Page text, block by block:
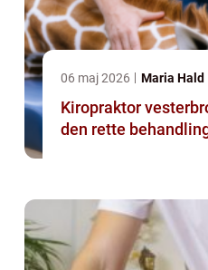
06 maj 2026 Maria Hald
Kiropraktor vesterbro sådan finder
den rette